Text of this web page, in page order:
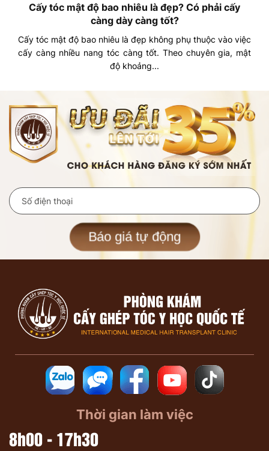
Cấy tóc mật độ bao nhiêu là đẹp? Có phải cấy
càng dày càng tốt?
Cấy tóc mật độ bao nhiêu là đẹp không phụ thuộc vào việc
cấy càng nhiều nang tóc càng tốt. Theo chuyên gia, mật
độ khoảng...
Báo giá tự động
Thời gian làm việc
8h00 - 17h30